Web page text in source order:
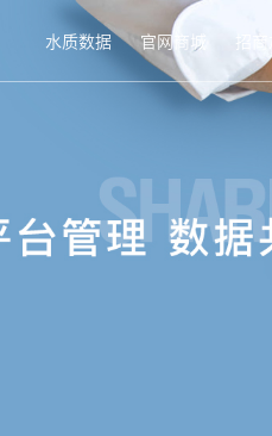
水质数据 官网商城 招